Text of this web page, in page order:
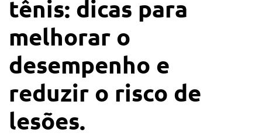
tênis: dicas para
melhorar o
desempenho e
reduzir o risco de
lesões.